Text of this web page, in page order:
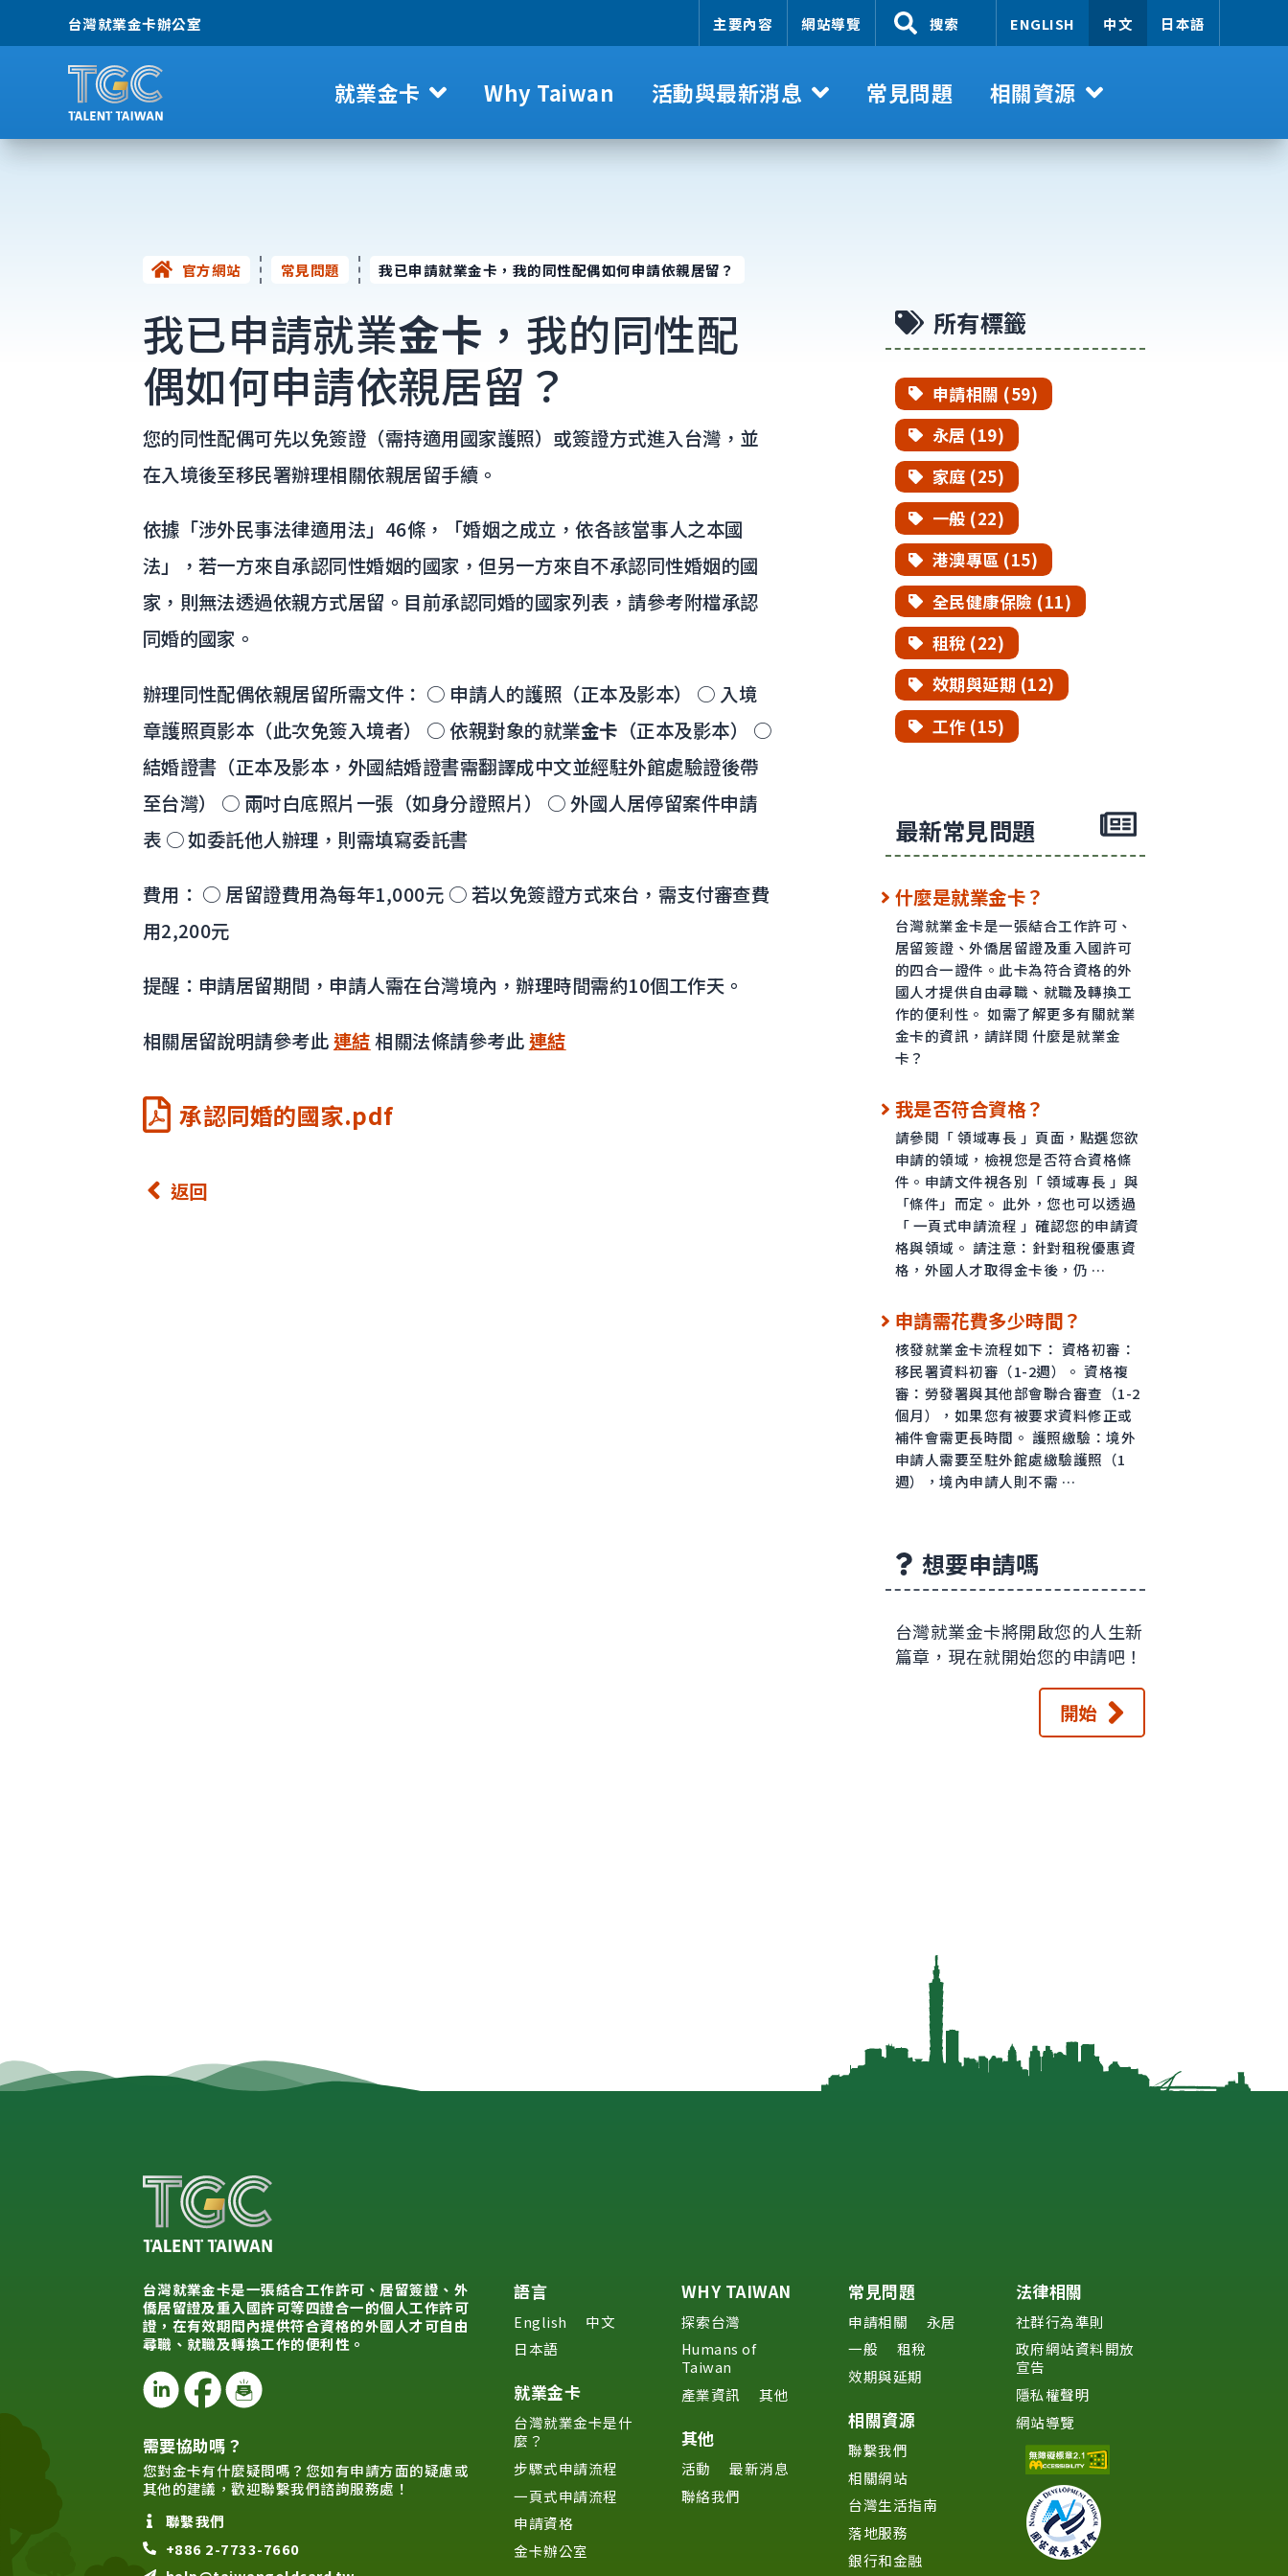
台灣就業金卡辦公室 主要內容 網站導覽 搜索 ENGLISH 中文 日本語
就業金卡 Why Taiwan 活動與最新消息 常見問題 相關資源
官方網站 常見問題 我已申請就業金卡，我的同性配偶如何申請依親居留？
我已申請就業金卡 ，我的同性配
偶如何申請依親居留？
您的同性配偶可先以免簽證（需持適用國家護照）或簽證方式進入台灣，並
在入境後至移民署辦理相關依親居留手續。
依據「涉外民事法律適用法」46條，「婚姻之成立，依各該當事人之本國
法」，若一方來自承認同性婚姻的國家，但另一方來自不承認同性婚姻的國
家，則無法透過依親方式居留。目前承認同婚的國家列表，請參考附檔承認
同婚的國家。
辦理同性配偶依親居留所需文件： ○ 申請人的護照（正本及影本） ○ 入境
章護照頁影本（此次免簽入境者） ○ 依親對象的就業金卡 （正本及影本） ○
結婚證書（正本及影本，外國結婚證書需翻譯成中文並經駐外館處驗證後帶
至台灣） ○ 兩吋白底照片一張（如身分證照片） ○ 外國人居停留案件申請
表 ○ 如委託他人辦理，則需填寫委託書
費用： ○ 居留證費用為每年1,000元 ○ 若以免簽證方式來台，需支付審查費
用2,200元
提醒：申請居留期間，申請人需在台灣境內，辦理時間需約10個工作天。
相關居留說明請參考此連結相關法條請參考此連結
承認同婚的國家.pdf
返回
所有標籤
申請相關 (59)
永居 (19)
家庭 (25)
一般 (22)
港澳專區 (15)
全民健康保險 (11)
租稅 (22)
效期與延期 (12)
工作 (15)
最新常見問題
什麼是就業金卡？
台灣就業金卡是一張結合工作許可、
居留簽證、外僑居留證及重入國許可
的四合一證件。此卡為符合資格的外
國人才提供自由尋職、就職及轉換工
作的便利性。 如需了解更多有關就業
金卡的資訊，請詳閱 什麼是就業金
卡？
我是否符合資格？
請參閱「 領域專長 」頁面，點選您欲
申請的領域，檢視您是否符合資格條
件。申請文件視各別「 領域專長 」與
「條件」而定。 此外，您也可以透過
「 一頁式申請流程 」確認您的申請資
格與領域。 請注意：針對租稅優惠資
格，外國人才取得金卡後，仍 …
申請需花費多少時間？
核發就業金卡流程如下： 資格初審：
移民署資料初審（1-2週）。 資格複
審：勞發署與其他部會聯合審查（1-2
個月），如果您有被要求資料修正或
補件會需更長時間。 護照繳驗：境外
申請人需要至駐外館處繳驗護照（1
週），境內申請人則不需 …
想要申請嗎
台灣就業金卡將開啟您的人生新
篇章，現在就開始您的申請吧！
開始
台灣就業金卡是一張結合工作許可、居留簽證、外
僑居留證及重入國許可等四證合一的個人工作許可
證，在有效期間內提供符合資格的外國人才可自由
尋職、就職及轉換工作的便利性。
需要協助嗎？
您對金卡有什麼疑問嗎？您如有申請方面的疑慮或
其他的建議，歡迎聯繫我們諮詢服務處！
聯繫我們
+886 2-7733-7660
語言
English
中文
日本語
就業金卡
台灣就業金卡是什
麼？
步驟式申請流程
一頁式申請流程
申請資格
金卡辦公室
WHY TAIWAN
探索台灣
Humans of
Taiwan
產業資訊
其他
其他
活動
最新消息
聯絡我們
常見問題
申請相關
永居
一般
租稅
效期與延期
相關資源
聯繫我們
相關網站
台灣生活指南
落地服務
銀行和金融
法律相關
社群行為準則
政府網站資料開放
宣告
隱私權聲明
網站導覽